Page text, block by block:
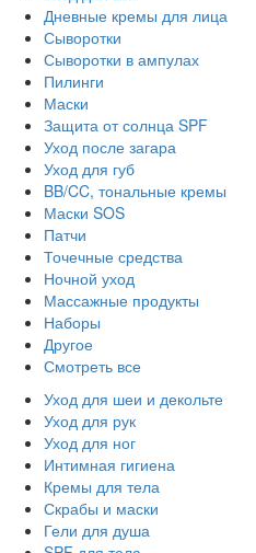
Дневные кремы для лица
Сыворотки
Сыворотки в ампулах
Пилинги
Маски
Защита от солнца SPF
Уход после загара
Уход для губ
BB/CC, тональные кремы
Маски SOS
Патчи
Точечные средства
Ночной уход
Массажные продукты
Наборы
Другое
Смотреть все
Уход для шеи и декольте
Уход для рук
Уход для ног
Интимная гигиена
Кремы для тела
Скрабы и маски
Гели для душа